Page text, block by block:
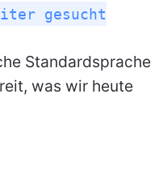
gesucht
Standardsprache
was wir heute